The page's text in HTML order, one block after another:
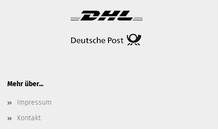
Mehr über...
Impressum
Kontakt